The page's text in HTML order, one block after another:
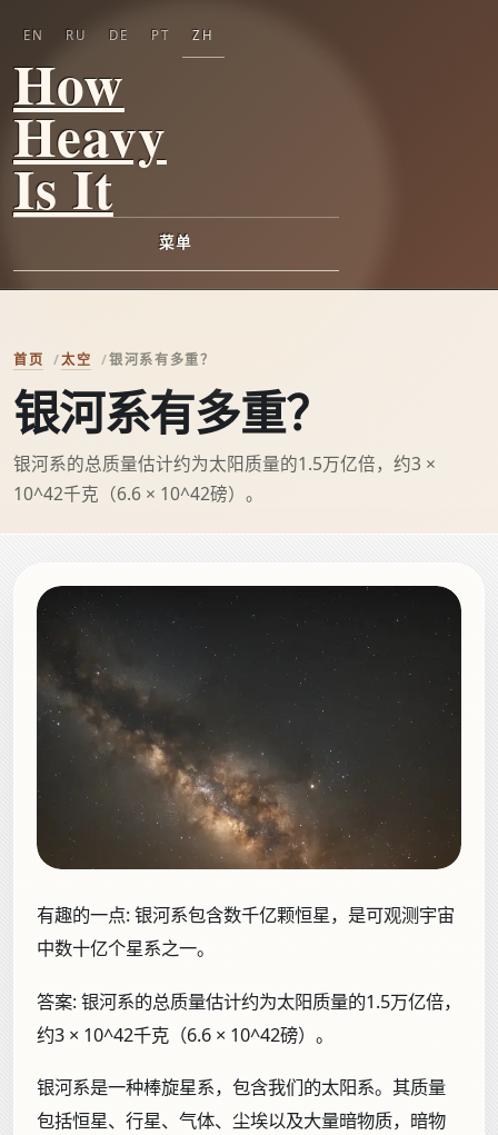
How
Heavy
Is It
菜单
EN RU DE PT ZH
首页 太空 银河系有多重？
银河系有多重？
银河系的总质量估计约为太阳质量的1.5万亿倍，约3 ×
10^42千克（6.6 × 10^42磅）。
有趣的一点:银河系包含数千亿颗恒星，是可观测宇宙
中数十亿个星系之一。
答案:银河系的总质量估计约为太阳质量的1.5万亿倍，
约3 × 10^42千克（6.6 × 10^42磅）。
银河系是一种棒旋星系，包含我们的太阳系。其质量
包括恒星、行星、气体、尘埃以及大量暗物质，暗物